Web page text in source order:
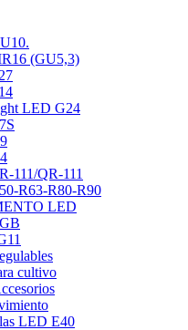
(GU5,3)
LED G24
111/QR-111
R63-R80-R90
LED
cultivo
LED E40